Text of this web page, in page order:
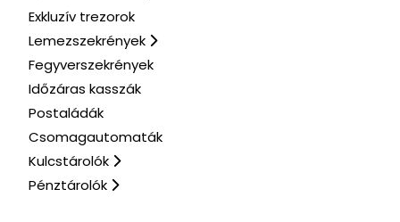
Exkluzív trezorok
Lemezszekrények
Fegyverszekrények
Időzáras kasszák
Postaládák
Csomagautomaták
Kulcstárolók
Pénztárolók